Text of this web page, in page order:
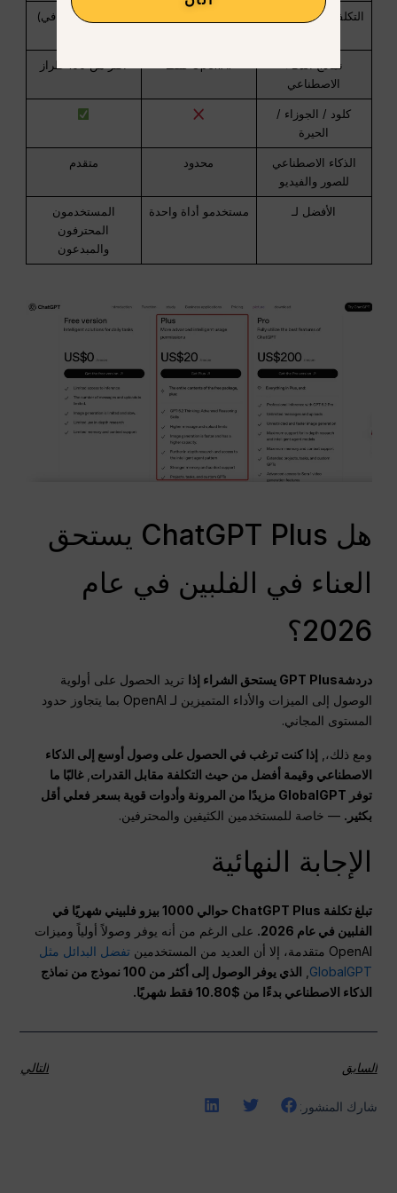
التكلفة الشهرية (PH)
نماذج الذكاء
الاصطناعي
OpenAI فقط أكثر من 100 طراز
كلود / الجوزاء /
الحيرة
الذكاء الاصطناعي
للصور والفيديو
محدود متقدم
الأفضل لـ مستخدمو أداة واحدة
المستخدمون
المحترفون
والمبدعون
هل ChatGPT Plus يستحق
العناء في الفلبين في عام
2026؟
دردشةGPTPlus يستحق الشراء إذا
تريد الحصول على أولوية
الوصول إلى الميزات والأداء المتميزين لـ OpenAI بما يتجاوز حدود
المستوى المجاني.
ومع ذلك،, إذا كنت ترغب في الحصول على وصول أوسع إلى الذكاء
الاصطناعي وقيمة أفضل من حيث التكلفة مقابل القدرات ,غالبًا ما
توفر GlobalGPT مزيدًا من المرونة وأدوات قوية بسعر فعلي أقل
بكثير. — خاصة للمستخدمين الكثيفين والمحترفين.
الإجابة النهائية
تبلغ تكلفة ChatGPT Plus حوالي 1000 بيزو فلبيني شهريًا في
الفلبين في عام 2026.
على الرغم من أنه يوفر وصولاً أولياً وميزات
OpenAI متقدمة، إلا أن العديد من المستخدمين
تفضل البدائل مثل
GlobalGPT
الذي يوفر الوصول إلى أكثر من 100 نموذج من نماذج
الذكاء الاصطناعي بدءًا من $10.80 فقط شهريًا.
السابق التالي
شارك المنشور: